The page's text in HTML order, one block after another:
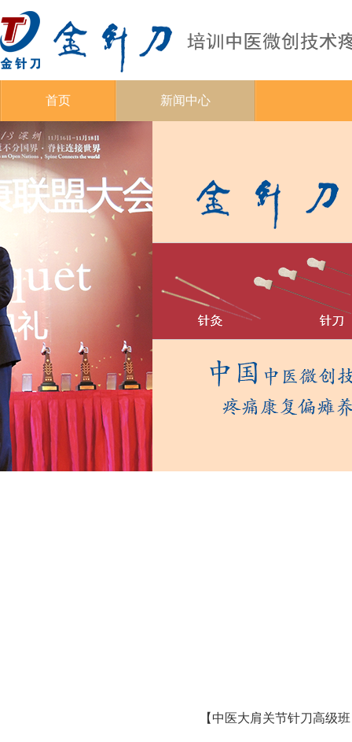
首页 新闻中心
【中医大肩关节针刀高级